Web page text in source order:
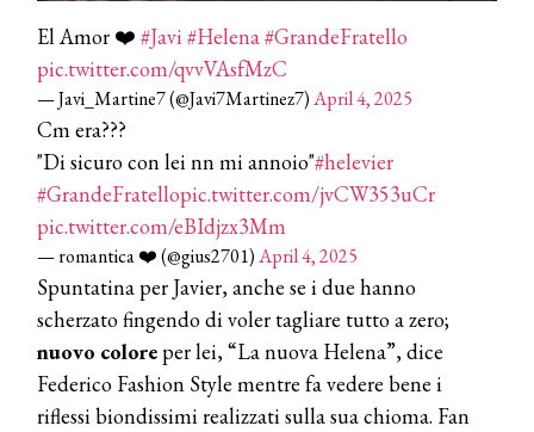
El Amor ❤️ #Javi #Helena#GrandeFratello
pic.twitter.com/qvvVAsfMzC
— Javi_Martine7 (@Javi7Martinez7)April 4, 2025
Cm era???
"Di sicuro con lei nn mi annoio"#helevier
#GrandeFratellopic.twitter.com/jvCW353uCr
pic.twitter.com/eBIdjzx3Mm
— romantica ❤️ (@gius2701)April 4, 2025
Spuntatina per Javier, anche se i due hanno
scherzato fingendo di voler tagliare tutto a zero;
nuovo coloreper lei, “La nuova Helena”, dice
Federico Fashion Style mentre fa vedere bene i
riflessi biondissimi realizzati sulla sua chioma. Fan
A Natale regala una doppia
TONI&GUY “Feel Good Experience”!
TONI&GUY
LABEL.M lancia la sua innovativa ed
eco-sostenibile linea di prodotti
professionali
DAVINES
Davines presenta cofanetti beauty
preziosi per un regalo adatto ad
ogni capello
COSMOPROF WORLDWIDE BOLOGNA